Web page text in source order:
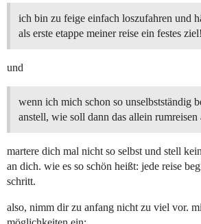
ich bin zu feige einfach loszufahren und
als erste etappe meiner reise ein festes ziel!
und
wenn ich mich schon so unselbstständig
anstell, wie soll dann das allein rumreisen
martere dich mal nicht so selbst und stell
an dich. wie es so schön heißt: jede reise
schritt.
also, nimm dir zu anfang nicht zu viel vor.